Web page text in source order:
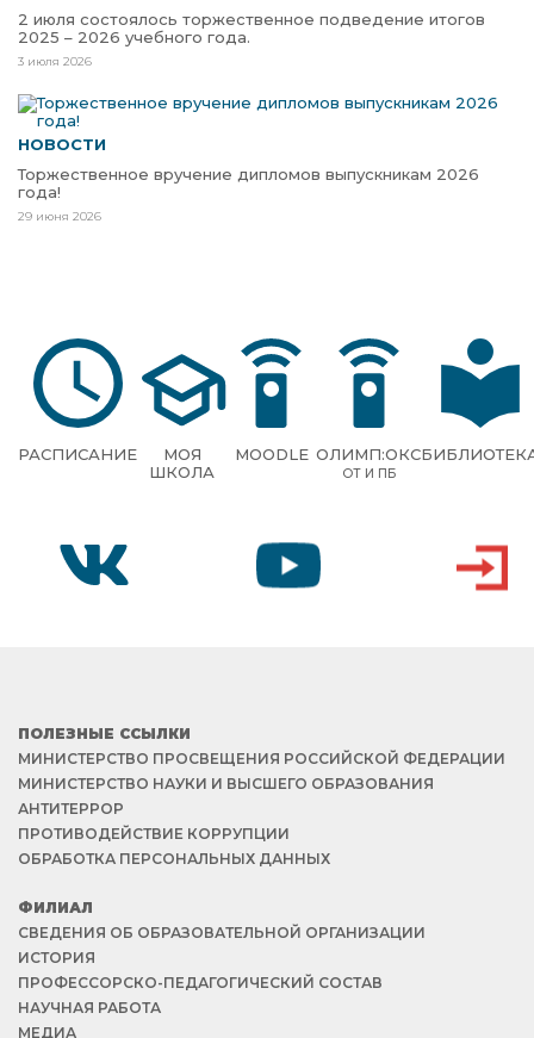
2 июля состоялось торжественное подведение итогов
2025 – 2026 учебного года.
3 июля 2026
НОВОСТИ
Торжественное вручение дипломов выпускникам 2026
года!
29 июня 2026
РАСПИСАНИЕ
МОЯ
ШКОЛА
MOODLE ОЛИМП:ОКС
ОТ И ПБ
ПОЛЕЗНЫЕ ССЫЛКИ
МИНИСТЕРСТВО ПРОСВЕЩЕНИЯ РОССИЙСКОЙ ФЕДЕРАЦИИ
МИНИСТЕРСТВО НАУКИ И ВЫСШЕГО ОБРАЗОВАНИЯ
АНТИТЕРРОР
ПРОТИВОДЕЙСТВИЕ КОРРУПЦИИ
ОБРАБОТКА ПЕРСОНАЛЬНЫХ ДАННЫХ
ФИЛИАЛ
СВЕДЕНИЯ ОБ ОБРАЗОВАТЕЛЬНОЙ ОРГАНИЗАЦИИ
ИСТОРИЯ
ПРОФЕССОРСКО-ПЕДАГОГИЧЕСКИЙ СОСТАВ
НАУЧНАЯ РАБОТА
МЕДИА